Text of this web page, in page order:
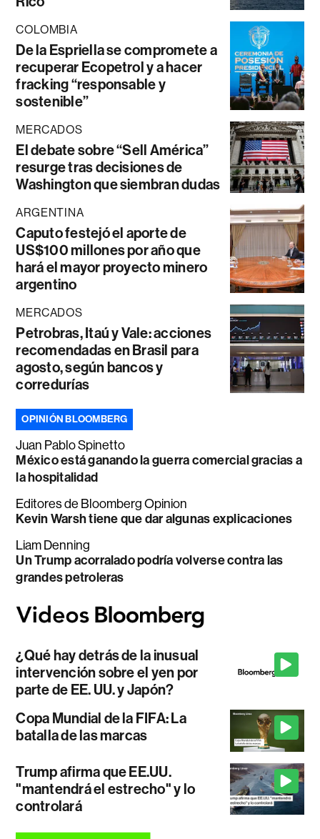
COLOMBIA
De la Espriella se compromete a
recuperar Ecopetrol y a hacer
fracking “responsable y
sostenible”
MERCADOS
El debate sobre “Sell América”
resurge tras decisiones de
Washington que siembran dudas
ARGENTINA
Caputo festejó el aporte de
US$100 millones por año que
hará el mayor proyecto minero
argentino
MERCADOS
Petrobras, Itaú y Vale: acciones
recomendadas en Brasil para
agosto, según bancos y
corredurías
OPINIÓN BLOOMBERG
Juan Pablo Spinetto
México está ganando la guerra comercial gracias a
la hospitalidad
Editores de Bloomberg Opinion
Kevin Warsh tiene que dar algunas explicaciones
Liam Denning
Un Trump acorralado podría volverse contra las
grandes petroleras
¿Qué hay detrás de la inusual
intervención sobre el yen por
parte de EE. UU. y Japón?
Copa Mundial de la FIFA: La
batalla de las marcas
Trump afirma que EE.UU.
"mantendrá el estrecho" y lo
controlará